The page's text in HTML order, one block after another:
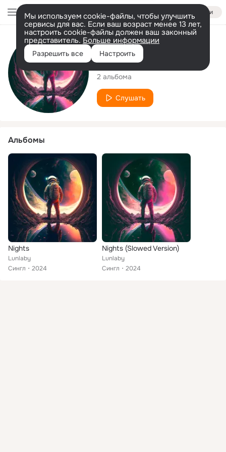
Войти
Мы используем cookie-файлы, чтобы улучшить
сервисы для вас. Если ваш возраст менее 13 лет,
настроить cookie-файлы должен ваш законный
представитель. Больше информации
Разрешить все Настроить
Исполнитель
Lunlaby
2 альбома
Слушать
Альбомы
Nights
Lunlaby
Сингл
2024
Nights (Slowed Version)
Lunlaby
Сингл
2024